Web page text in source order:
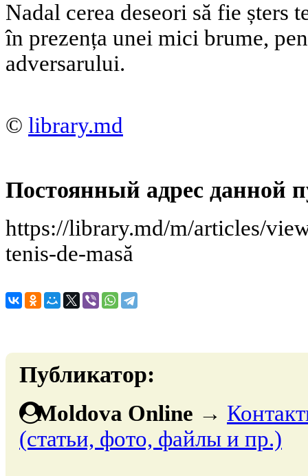
Nadal cerea deseori să fie șters
în prezența unei mici brume,
adversarului.
© library.md
Постоянный адрес данной
https://library.md/m/articles/
tenis-de-masă
Публикатор:
Moldova Online →
(статьи, фото, файлы и пр.)